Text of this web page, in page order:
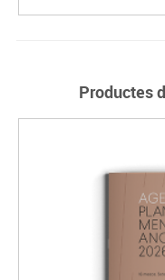
Productes